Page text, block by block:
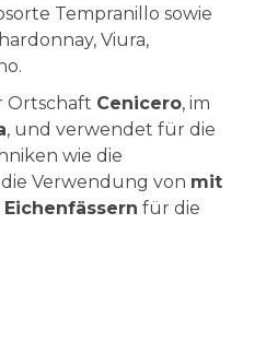
Tempranillo sowie
Viura,
Ortschaft Cenicero, im
, und verwendet für die
wie die
Verwendung von mit
für die